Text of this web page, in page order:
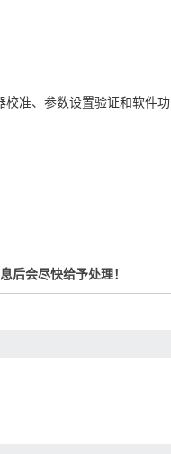
校准、参数设置验证和软件功
后会尽快给予处理！